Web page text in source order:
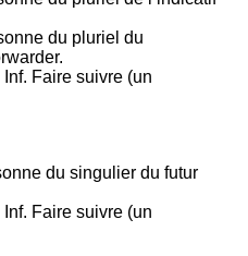
du pluriel du
Inf. Faire suivre (un
du singulier du futur
Inf. Faire suivre (un